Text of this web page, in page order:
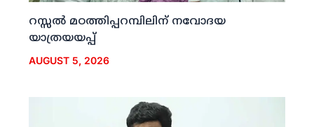
റസ്സല്‍ മഠത്തിപ്പറമ്പിലിന് നവോദയ
യാത്രയയപ്പ്
AUGUST 5, 2026